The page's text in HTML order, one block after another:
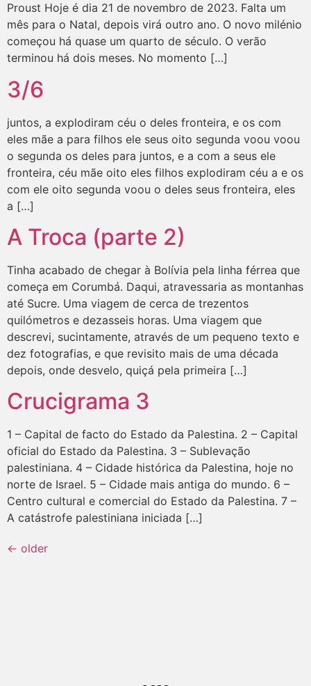
Proust Hoje é dia 21 de novembro de 2023. Falta um
mês para o Natal, depois virá outro ano. O novo milénio
começou há quase um quarto de século. O verão
terminou há dois meses. No momento […]
3/6
juntos, a explodiram céu o deles fronteira, e os com
eles mãe a para filhos ele seus oito segunda voou voou
o segunda os deles para juntos, e a com a seus ele
fronteira, céu mãe oito eles filhos explodiram céu a e os
com ele oito segunda voou o deles seus fronteira, eles
a […]
A Troca (parte 2)
Tinha acabado de chegar à Bolívia pela linha férrea que
começa em Corumbá. Daqui, atravessaria as montanhas
até Sucre. Uma viagem de cerca de trezentos
quilómetros e dezasseis horas. Uma viagem que
descrevi, sucintamente, através de um pequeno texto e
dez fotografias, e que revisito mais de uma década
depois, onde desvelo, quiçá pela primeira […]
Crucigrama 3
1 – Capital de facto do Estado da Palestina. 2 – Capital
oficial do Estado da Palestina. 3 – Sublevação
palestiniana. 4 – Cidade histórica da Palestina, hoje no
norte de Israel. 5 – Cidade mais antiga do mundo. 6 –
Centro cultural e comercial do Estado da Palestina. 7 –
A catástrofe palestiniana iniciada […]
← older